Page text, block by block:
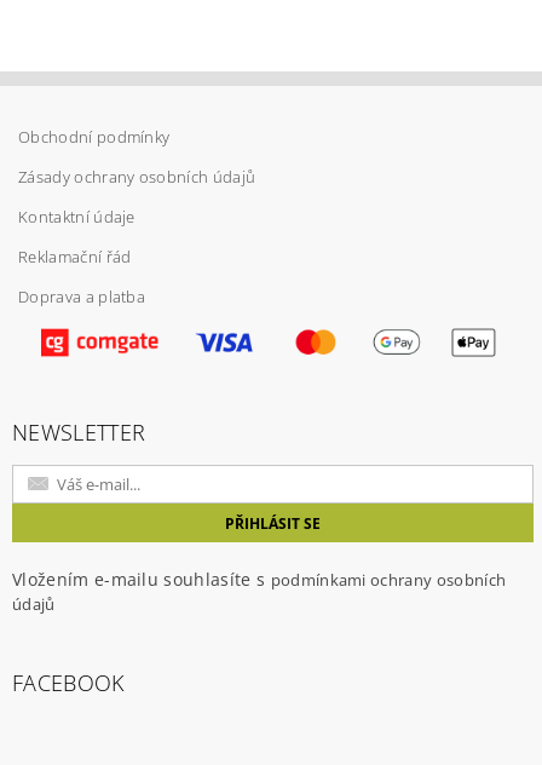
Vložením hodnocení souhlasíte spodmínkami
ochrany osobních údajů
Obchodní podmínky
Zásady ochrany osobních údajů
Kontaktní údaje
Reklamační řád
Doprava a platba
NEWSLETTER
Vložením e-mailu souhlasíte s podmínkami ochrany osobních
údajů
FACEBOOK